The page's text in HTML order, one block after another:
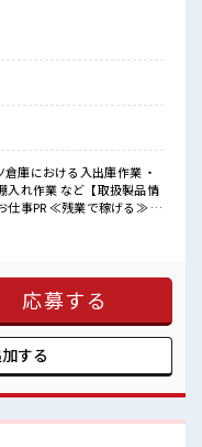
！
OK♪
、
ましょう！
もグッと近い！
庫における入出庫作業 ・
入れ作業 など【取扱製品情
業は月20時間以上ありま
！ (規定有)制服があると
験OKの仕事≫ 新しいこと
しっかり働く環境が整っ
テップUP目指していきま
ぎなければ髪色・髪型は自
応募する
する